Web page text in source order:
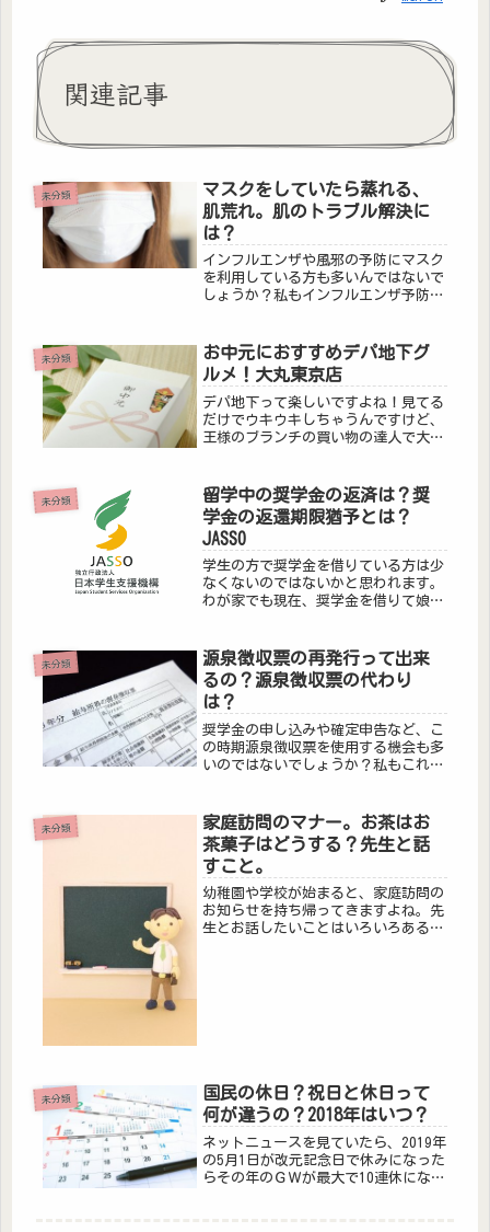
関連記事
未分類
マスクをしていたら蒸れる、
肌荒れ。肌のトラブル解決に
は？
インフルエンザや風邪の予防にマスク
を利用している方も多いんではないで
しょうか？私もインフルエンザ予防の
で過ごすことが多かったんですが、鏡
を見てドキッ！マスクが当たっていた
目...
未分類
お中元におすすめデパ地下グ
ルメ！大丸東京店
デパ地下って楽しいですよね！見てる
だけでウキウキしちゃうんですけど、
王様のブランチの買い物の達人で大丸
じゃないかなっていう商品があったの
で、ご紹介します！
未分類
留学中の奨学金の返済は？奨
学金の返還期限猶予とは？
JASSO
学生の方で奨学金を借りている方は少
なくないのではないかと思われます。
わが家でも現在、奨学金を借りて娘た
すが、もし、大学を卒業後、海外留学
をする場合、奨学金の返還はどうなる
ので...
未分類
源泉徴収票の再発行って出来
るの？源泉徴収票の代わり
は？
奨学金の申し込みや確定申告など、こ
の時期源泉徴収票を使用する機会も多
いのではないでしょうか？私もこれか
たらない！！そんな私と同じようなこ
とになってしまったときのために私が
ど...
未分類
家庭訪問のマナー。お茶はお
茶菓子はどうする？先生と話
すこと。
幼稚園や学校が始まると、家庭訪問の
お知らせを持ち帰ってきますよね。先
生とお話したいことはいろいろあるけ
未分類
国民の休日？祝日と休日って
何が違うの？2018年はいつ？
ネットニュースを見ていたら、2019年
の5月1日が改元記念日で休みになった
らその年のＧＷが最大で10連休になる